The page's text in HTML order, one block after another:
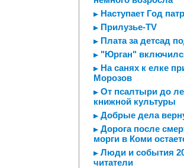
Наступает Год
Прилузье-TV
Плата за детсад
"Юрган"
На санях к елке
Морозов
От псалтыри до
книжной культуры
Добрые дела
Дорога после
морги в Коми
Люди и события
читатели